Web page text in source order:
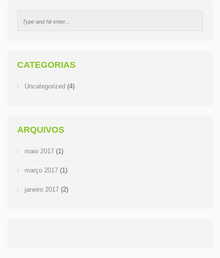
CATEGORIAS
Uncategorized (4)
ARQUIVOS
maio 2017 (1)
março 2017 (1)
janeiro 2017 (2)